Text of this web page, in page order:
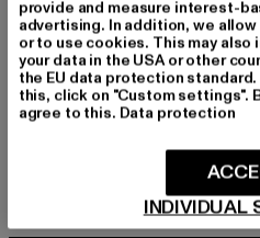
Hersteller: Punch GmbH |
Im Taubental 15a | 41468
GRÖSSE & PASSFORM
PFLEGEHINWEISE
provide and measure interest-
advertising. In addition, we
or to use cookies. This may
your data in the USA or other
the EU data protection
this, click on "Custom settings".
agree to this. Data protection
INDIVIDUAL